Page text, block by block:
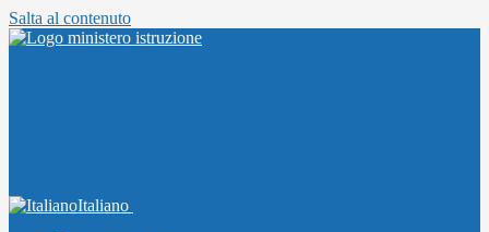
Salta al contenuto
Italiano